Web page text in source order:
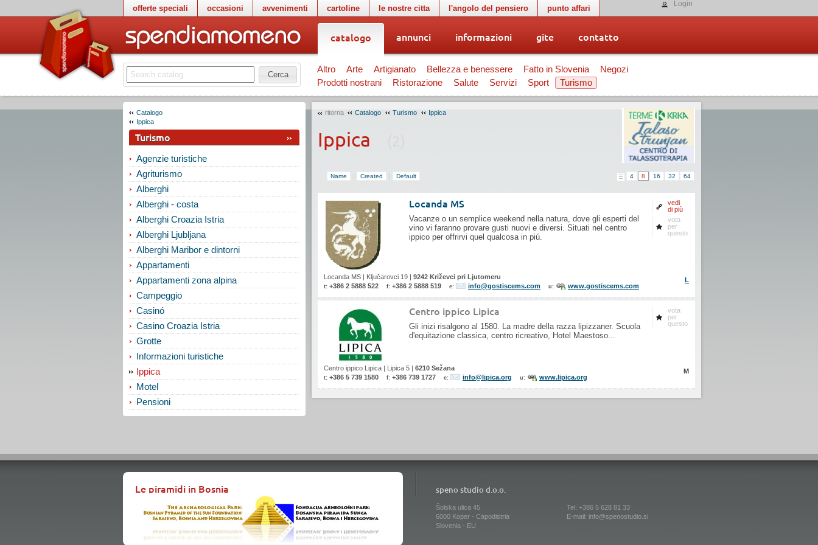
offerte speciali occasioni avvenimenti cartoline le nostre citta l'angolo del pensiero punto affari Login
catalogo annunci informazioni gite contatto
Cerca
Altro Arte Artigianato Bellezza e benessere Fatto in Slovenia
Negozi
Prodotti nostrani
Ristorazione Salute Servizi Sport Turismo
Catalogo
Ippica
Turismo
Agenzie turistiche
Agriturismo
Alberghi
Alberghi - costa
Alberghi Croazia Istria
Alberghi Ljubljana
Alberghi Maribor e dintorni
Appartamenti
Appartamenti zona alpina
Campeggio
Casinó
Casino Croazia Istria
Grotte
Informazioni turistiche
Ippica
Motel
Pensioni
ritorna Catalogo Turismo Ippica
Ippica
4 8 16 32 64
Name Created Default
Locanda MS
Vacanze o un semplice weekend nella natura, dove gli esperti del
vino vi faranno provare gusti nuovi e diversi. Situati nel centro
ippico per offrirvi quel qualcosa in piú.
vedi
di più
vota
per
questo
Locanda MS Ključarovci 19 9242 Križevci pri Ljutomeru
t: +386 2 5888 522 f: +386 2 5888 519 e: info@gostiscems.com u: www.gostiscems.com
L
Centro ippico Lipica
Gli inizi risalgono al 1580. La madre della razza lipizzaner. Scuola
d'equitazione classica, centro ricreativo, Hotel Maestoso...
vota
per
questo
Centro ippico Lipica Lipica 5 6210 Sežana
t: +386 5 739 1580 f: +386 739 1727 e: info@lipica.org u: www.lipica.org
M
Le piramidi in Bosnia speno studio d.o.o.
Šolska ulica 45
6000 Koper - Capodistria
Slovenia - EU
Tel: +386 5 628 81 33
E-mail: info@spenostudio.si